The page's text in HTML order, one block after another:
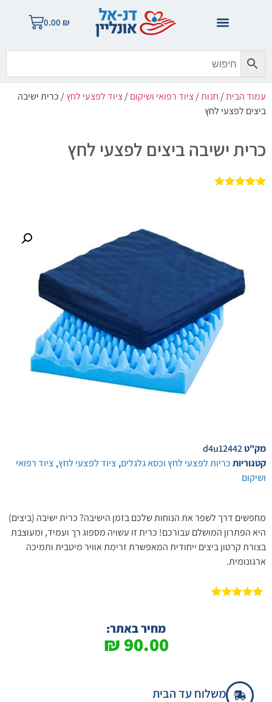
0.00 ₪
עמוד הבית/חנות/ציוד רפואי ושיקום/ציוד לפצעי לחץ/ כרית ישיבה
ביצים לפצעי לחץ
כרית ישיבה ביצים לפצעי לחץ
מק"טd4u12442
קטגוריותכריות לפצעי לחץ וכסא גלגלים, ציוד לפצעי לחץ, ציוד רפואי
ושיקום
מחפשים דרך לשפר את הנוחות שלכם בזמן הישיבה? כרית ישיבה (ביצים)
היא הפתרון המושלם עבורכם! כרית זו עשויה מספוג רך ועמיד, ומעוצבת
בצורת קרטון ביצים ייחודית המאפשרת זרימת אוויר מיטבית ותמיכה
ארגונומית.
מחיר באתר:
90.00
₪
משלוח עד הבית